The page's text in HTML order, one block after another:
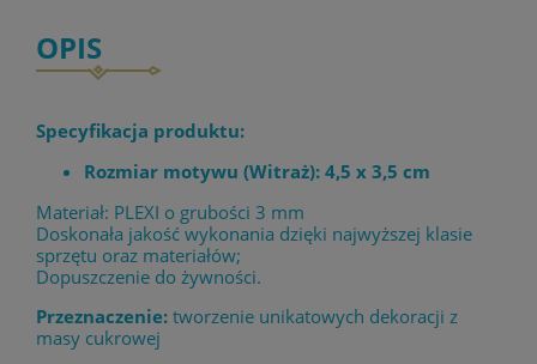
OPIS
Specyfikacja produktu:
Rozmiar motywu (Witraż): 4,5 x 3,5 cm
Materiał: PLEXI o grubości 3 mm
Doskonała jakość wykonania dzięki najwyższej klasie
sprzętu oraz materiałów;
Dopuszczenie do żywności.
Przeznaczenie: tworzenie unikatowych dekoracji z
masy cukrowej